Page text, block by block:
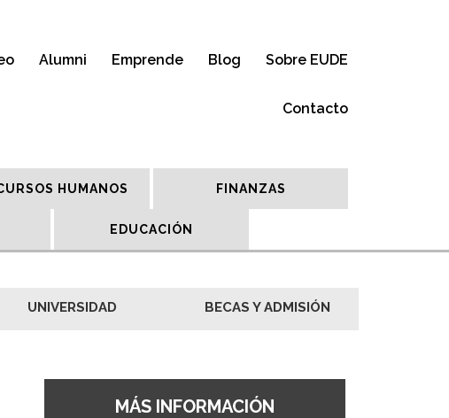
Alumni Emprende Blog Sobre EUDE
Contacto
HUMANOS FINANZAS
EDUCACIÓN
UNIVERSIDAD BECAS Y ADMISIÓN
MÁS INFORMACIÓN